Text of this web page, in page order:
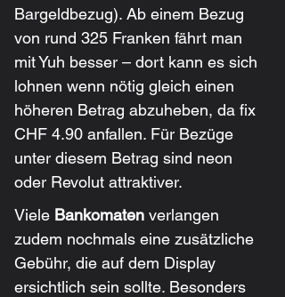
Bargeldbezug). Ab einem Bezug
von rund 325 Franken fährt man
mit Yuh besser – dort kann es sich
lohnen wenn nötig gleich einen
höheren Betrag abzuheben, da fix
CHF 4.90 anfallen. Für Bezüge
unter diesem Betrag sind neon
oder Revolut attraktiver.
Viele Bankomaten verlangen
zudem nochmals eine zusätzliche
Gebühr, die auf dem Display
ersichtlich sein sollte. Besonders